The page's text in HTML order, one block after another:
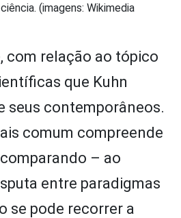
(imagens: Wikimedia
com relação ao tópico
que Kuhn
seus contemporâneos.
comum compreende
– ao
entre paradigmas
se pode recorrer a